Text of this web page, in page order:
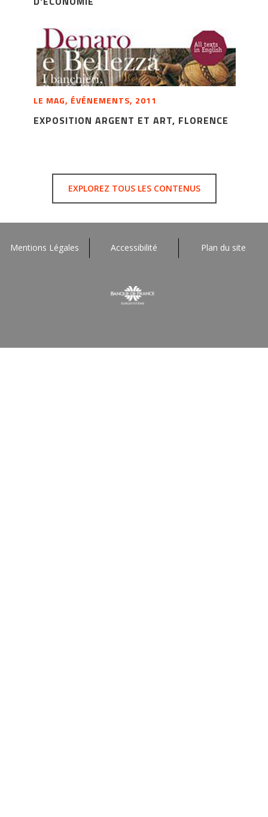
LE MAG, ÉVÉNEMENTS, 2011
EXPOSITION ARGENT ET ART, FLORENCE
EXPLOREZ TOUS LES CONTENUS
Mentions Légales Accessibilité Plan du site